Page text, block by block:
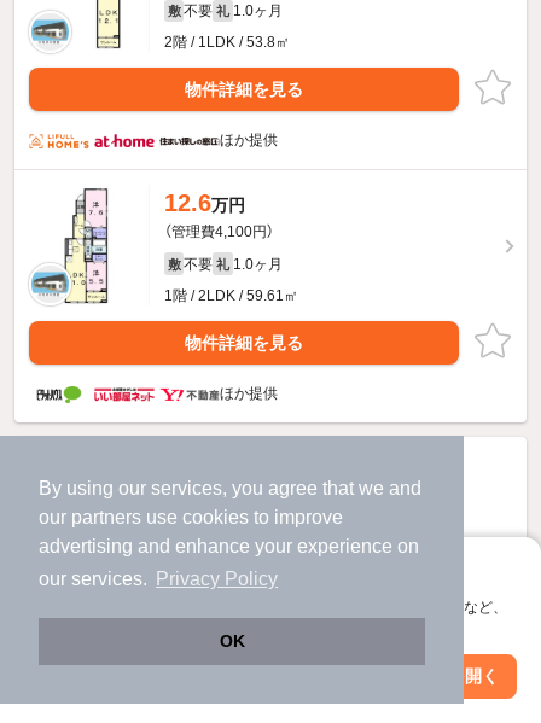
By using our services, you agree that we and
our partners use cookies to improve
advertising and enhance your experience on
our services.
Privacy Policy
OK
アプリに切り替えて、サクサクお部屋探し
会員登録なしですぐ使える。マップ検索やお気に入り保存など、
アプリを開く
敷 不要 礼 1.0ヶ月
2階 / 1LDK / 53.8㎡
物件詳細を見る
ほか提供
12.6万円
（管理費4,100円）
敷 不要 礼 1.0ヶ月
1階 / 2LDK / 59.61㎡
物件詳細を見る
ほか提供
絞り込み条件を変更